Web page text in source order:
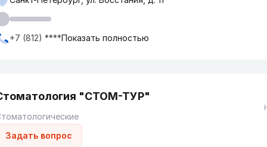
+7 (812) ****Показать полностью
"СТОМ-ТУР"
Задать вопрос